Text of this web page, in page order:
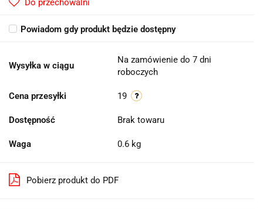
Do przechowalni
Powiadom gdy produkt będzie dostępny
Wysyłka w ciągu
Na zamówienie do 7 dni
roboczych
Cena przesyłki 19
Dostępność Brak towaru
Waga 0.6 kg
Pobierz produkt do PDF